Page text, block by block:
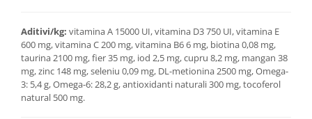
Aditivi/kg: vitamina A 15000 UI, vitamina D3 750 UI, vitamina E
600 mg, vitamina C 200 mg, vitamina B6 6 mg, biotina 0,08 mg,
taurina 2100 mg, fier 35 mg, iod 2,5 mg, cupru 8,2 mg, mangan 38
mg, zinc 148 mg, seleniu 0,09 mg, DL-metionina 2500 mg, Omega-
3: 5,4 g, Omega-6: 28,2 g, antioxidanti naturali 300 mg, tocoferol
natural 500 mg.